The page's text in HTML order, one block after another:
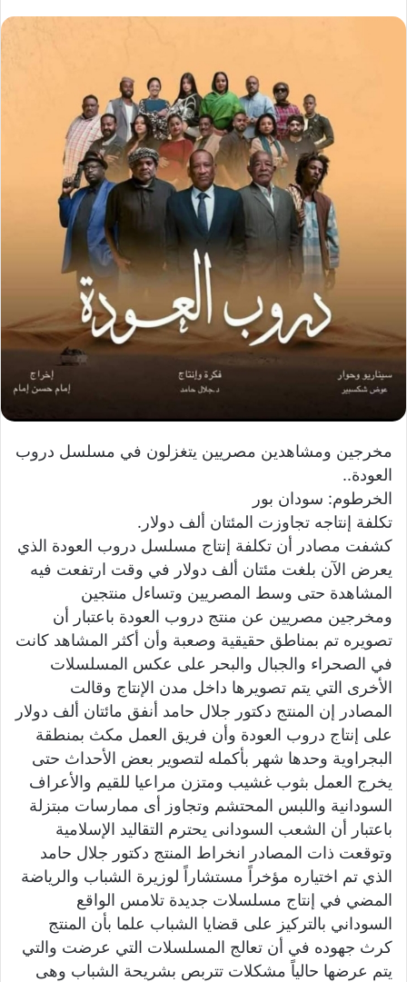
إ
ل
ك
ت
ر
و
مخرجين ومشاهدين مصريين يتغزلون في مسلسل دروب
العودة..
الخرطوم: سودان بور
تكلفة إنتاجه تجاوزت المئتان ألف دولار.
كشفت مصادر أن تكلفة إنتاج مسلسل دروب العودة الذي
يعرض الآن بلغت مئتان ألف دولار في وقت ارتفعت فيه
المشاهدة حتى وسط المصريين وتساءل منتجين
ومخرجين مصريين عن منتج دروب العودة باعتبار أن
تصويره تم بمناطق حقيقية وصعبة وأن أكثر المشاهد كانت
في الصحراء والجبال والبحر على عكس المسلسلات
الأخرى التي يتم تصويرها داخل مدن الإنتاج وقالت
المصادر إن المنتج دكتور جلال حامد أنفق مائتان ألف دولار
على إنتاج دروب العودة وأن فريق العمل مكث بمنطقة
البجراوية وحدها شهر بأكمله لتصوير بعض الأحداث حتى
يخرج العمل بثوب غشيب ومتزن مراعيا للقيم والأعراف
السودانية واللبس المحتشم وتجاوز أى ممارسات مبتزلة
باعتبار أن الشعب السودانى يحترم التقاليد الإسلامية
وتوقعت ذات المصادر انخراط المنتج دكتور جلال حامد
الذي تم اختياره مؤخراً مستشاراً لوزيرة الشباب والرياضة
المضي في إنتاج مسلسلات جديدة تلامس الواقع
السوداني بالتركيز على قضايا الشباب علما بأن المنتج
كرث جهوده في أن تعالج المسلسلات التي عرضت والتي
يتم عرضها حالياً مشكلات تتربص بشريحة الشباب وهى